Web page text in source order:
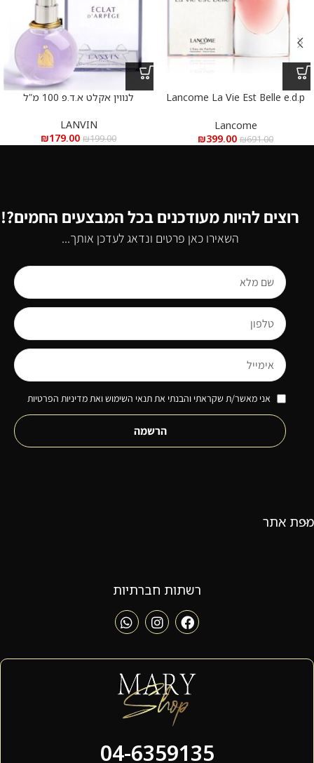
Lancome La Vie Est Belle e.d.p
100 מ”ל
Lancome
₪691.00
₪399.00
לנווין אקלט א.ד.פ 100 מ”ל
LANVIN
₪199.00
₪179.00
רוצים להיות מעודכנים בכל המבצעים החמים?!
השאירו כאן פרטים ונדאג לעדכן אותך...
אני מאשר/ת שקראתי והבנתי את תנאי השימוש ואת מדיניות הפרטיות
הרשמה
מפת אתר
רשתות חברתיות
04-6359135